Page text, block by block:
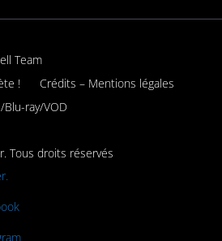
Team
!
Crédits – Mentions légales
Blu-ray/VOD
Tous droits réservés